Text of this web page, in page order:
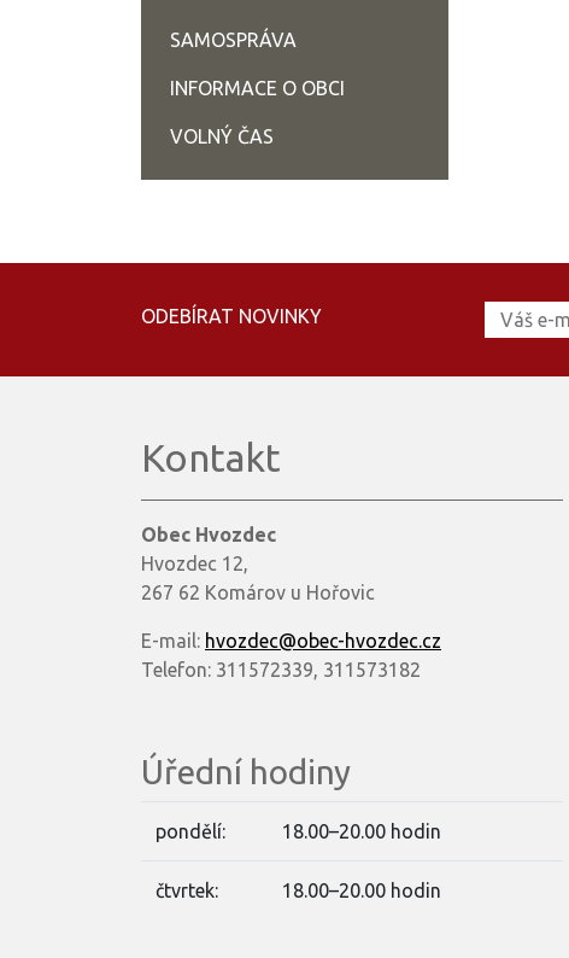
SAMOSPRÁVA
INFORMACE O OBCI
VOLNÝ ČAS
ODEBÍRAT NOVINKY
Kontakt
Obec Hvozdec
Hvozdec 12,
267 62 Komárov u Hořovic
E-mail: hvozdec@obec-hvozdec.cz
Telefon: 311572339, 311573182
Úřední hodiny
pondělí: 18.00–20.00 hodin
čtvrtek: 18.00–20.00 hodin